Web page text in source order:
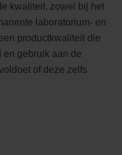
kwaliteit, zowel bij het
laboratorium- en
productkwaliteit die
en gebruik aan de
of deze zelfs